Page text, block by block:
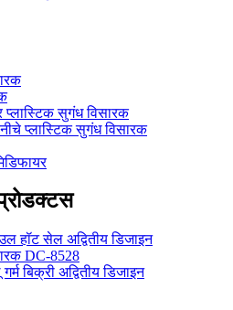
सुगंध विसारक
प्लास्टिक सुगंध विसारक
बिक्री अद्वितीय डिजाइन